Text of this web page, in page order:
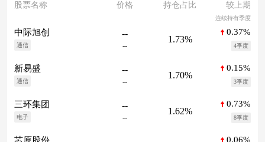
股票名称
价格 持仓占比 较上期
连续持有季度
中际旭创
通信
--
--
1.73%
0.37%
4季度
新易盛
通信
--
--
1.70%
0.15%
3季度
三环集团
电子
--
--
1.62%
0.73%
8季度
0.06%